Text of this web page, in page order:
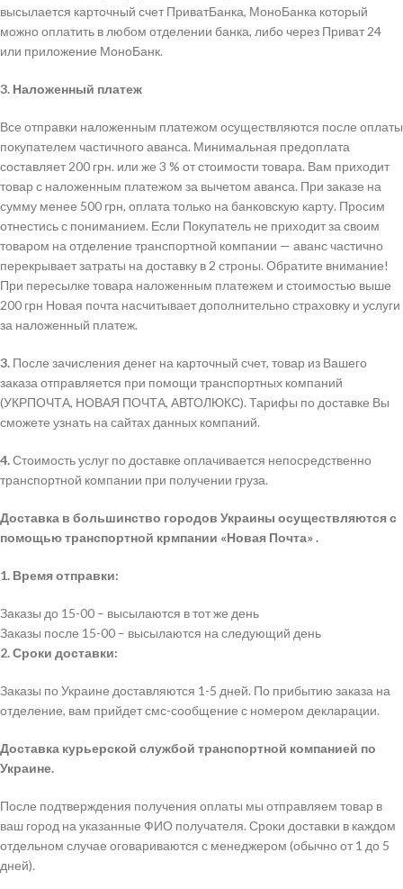
высылается карточный счет ПриватБанка, МоноБанка который
можно оплатить в любом отделении банка, либо через Приват 24
или приложение МоноБанк.
3. Наложенный платеж
Все отправки наложенным платежом осуществляются после оплаты
покупателем частичного аванса. Минимальная предоплата
составляет 200 грн. или же 3 % от стоимости товара. Вам приходит
товар с наложенным платежом за вычетом аванса. При заказе на
сумму менее 500 грн, оплата только на банковскую карту. Просим
отнестись с пониманием. Если Покупатель не приходит за своим
товаром на отделение транспортной компании — аванс частично
перекрывает затраты на доставку в 2 строны. Обратите внимание!
При пересылке товара наложенным платежем и стоимостью выше
200 грн Новая почта насчитывает дополнительно страховку и услуги
за наложенный платеж.
3. После зачисления денег на карточный счет, товар из Вашего
заказа отправляется при помощи транспортных компаний
(УКРПОЧТА, НОВАЯ ПОЧТА, АВТОЛЮКС). Тарифы по доставке Вы
сможете узнать на сайтах данных компаний.
4.Стоимость услуг по доставке оплачивается непосредственно
транспортной компании при получении груза.
Доставка в большинство городов Украины осуществляются с
помощью транспортной крмпании «Новая Почта» .
1. Время отправки:
Заказы до 15-00 – высылаются в тот же день
Заказы после 15-00 – высылаются на следующий день
2. Сроки доставки:
Заказы по Украине доставляются 1-5 дней. По прибытию заказа на
отделение, вам прийдет смс-сообщение с номером декларации.
Доставка курьерской службой транспортной компанией по
Украине.
После подтверждения получения оплаты мы отправляем товар в
ваш город на указанные ФИО получателя. Сроки доставки в каждом
отдельном случае оговариваются с менеджером (обычно от 1 до 5
дней).